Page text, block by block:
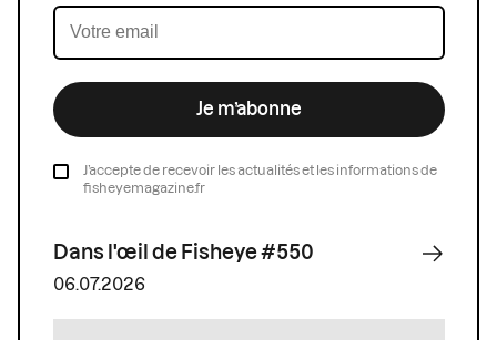
Je m’abonne
J’accepte de recevoir les actualités et les informations de
fisheyemagazine.fr
Dans l'œil de Fisheye #550
06.07.2026